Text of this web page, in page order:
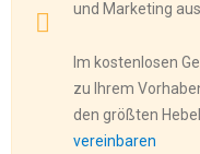
und Marketing
Im kostenlosen
zu Ihrem
den größten
vereinbaren